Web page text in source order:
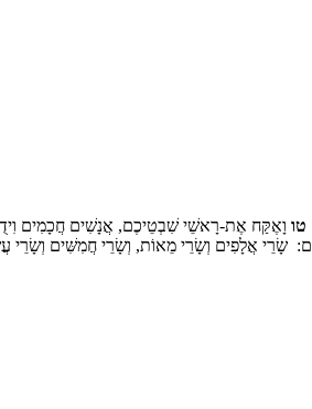
טו וָאֶקַּח אֶת-רָאשֵׁי שִׁבְטֵיכֶם, אֲנָשִׁים חֲכָמִים